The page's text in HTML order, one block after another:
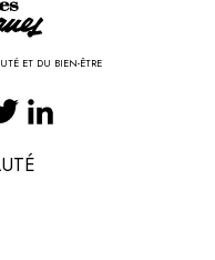
ET DU BIEN-ÊTRE